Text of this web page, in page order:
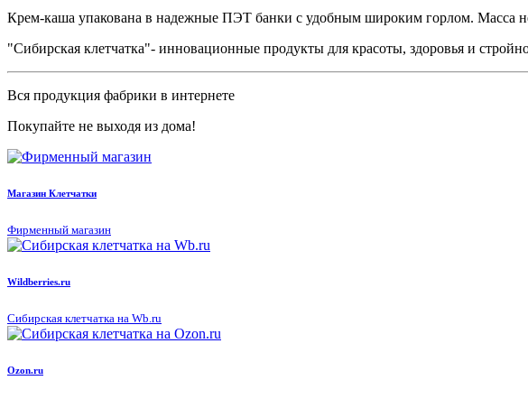
Крем-каша упакована в надежные ПЭТ банки с удобным широким горлом. Масса
"Сибирская клетчатка"- инновационные продукты для красоты, здоровья и
Вся продукция фабрики в интернете
Покупайте не выходя из дома!
Магазин Клетчатки
Фирменный магазин
Wildberries.ru
Сибирская клетчатка на Wb.ru
Ozon.ru